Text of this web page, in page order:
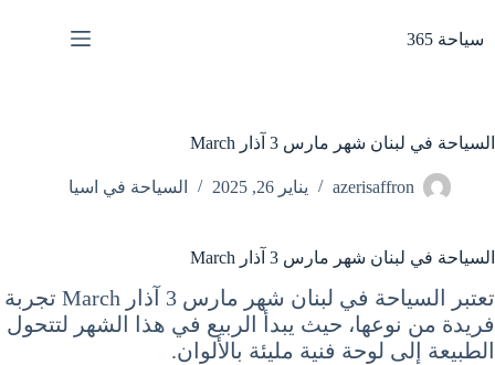
المحتوى
سياحة 365
السياحة في لبنان شهر مارس 3 آذار March
azerisaffron يناير 26, 2025 السياحة في اسيا
السياحة في لبنان شهر مارس 3 آذار March
تعتبر السياحة في لبنان شهر مارس 3 آذار March تجربة
فريدة من نوعها، حيث يبدأ الربيع في هذا الشهر لتتحول
الطبيعة إلى لوحة فنية مليئة بالألوان.